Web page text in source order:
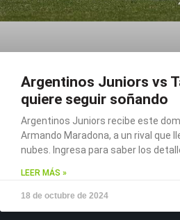
Argentinos Juniors vs
quiere seguir soñando
Argentinos Juniors recibe este
Armando Maradona, a un rival que
nubes. Ingresa para saber los
LEER MÁS »
18 de octubre de 2024